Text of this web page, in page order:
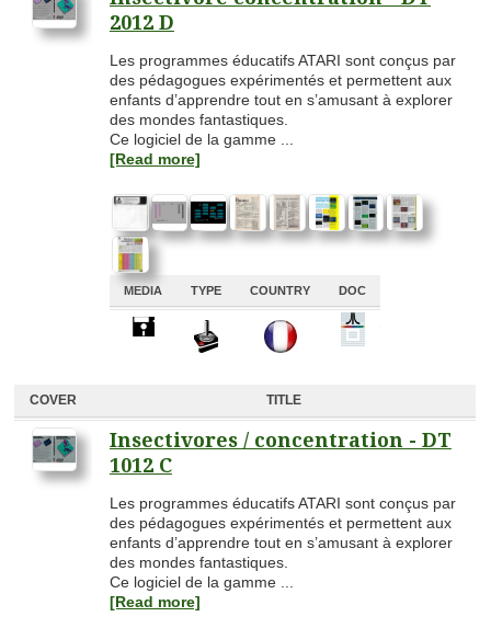
2012 D
Les programmes éducatifs ATARI sont conçus par
des pédagogues expérimentés et permettent aux
enfants d’apprendre tout en s’amusant à explorer
des mondes fantastiques.
Ce logiciel de la gamme ...
[Read more]
MEDIA TYPE COUNTRY DOC
COVER TITLE
Insectivores / concentration - DT
1012 C
Les programmes éducatifs ATARI sont conçus par
des pédagogues expérimentés et permettent aux
enfants d’apprendre tout en s’amusant à explorer
des mondes fantastiques.
Ce logiciel de la gamme ...
[Read more]